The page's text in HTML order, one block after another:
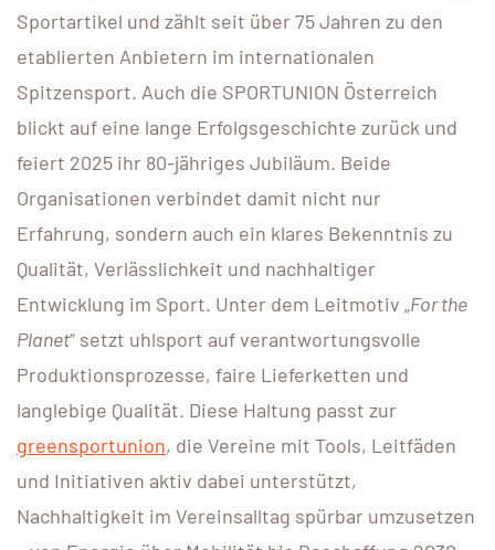
Sportartikel und zählt seit über 75 Jahren zu den
etablierten Anbietern im internationalen
Spitzensport. Auch die SPORTUNION Österreich
blickt auf eine lange Erfolgsgeschichte zurück und
feiert 2025 ihr 80-jähriges Jubiläum. Beide
Organisationen verbindet damit nicht nur
Erfahrung, sondern auch ein klares Bekenntnis zu
Qualität, Verlässlichkeit und nachhaltiger
Entwicklung im Sport. Unter dem Leitmotiv „For the
Planet“ setzt uhlsport auf verantwortungsvolle
Produktionsprozesse, faire Lieferketten und
langlebige Qualität. Diese Haltung passt zur
greensportunion, die Vereine mit Tools, Leitfäden
und Initiativen aktiv dabei unterstützt,
Nachhaltigkeit im Vereinsalltag spürbar umzusetzen